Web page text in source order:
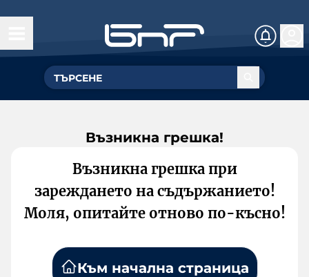
Възникна грешка!
Възникна грешка при
зареждането на съдържанието!
Моля, опитайте отново по-късно!
Към начална страница